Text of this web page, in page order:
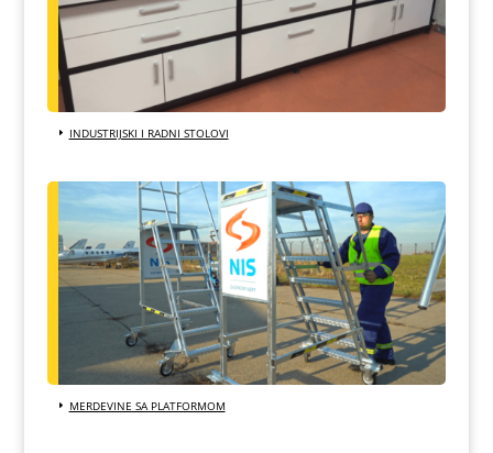
INDUSTRIJSKI I RADNI STOLOVI
MERDEVINE SA PLATFORMOM